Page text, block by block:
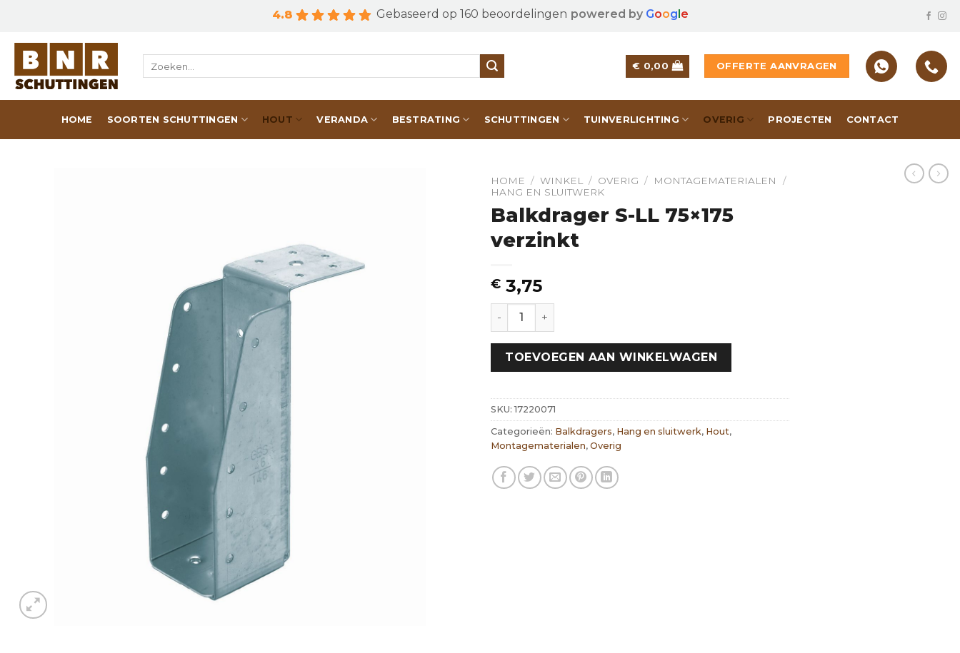
content
4.8 Gebaseerd op 160 beoordelingen powered by Google
€ 0,00 OFFERTE AANVRAGEN
HOME SOORTEN SCHUTTINGEN HOUT VERANDA BESTRATING SCHUTTINGEN TUINVERLICHTING OVERIG PROJECTEN CONTACT
HOME / WINKEL / OVERIG / MONTAGEMATERIALEN
/
HANG EN SLUITWERK
Balkdrager S-LL 75×175
verzinkt
€ 3,75
Balkdrager S-LL 75x175 verzinkt hoeveelheid
TOEVOEGEN AAN WINKELWAGEN
SKU:17220071
Categorieën: Balkdragers, Hang en sluitwerk, Hout,
Montagematerialen, Overig